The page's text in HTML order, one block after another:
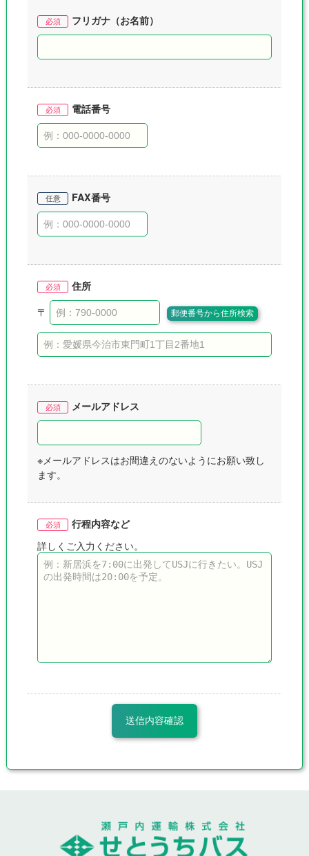
フリガナ（お名前）
電話番号
FAX番号
住所
〒
メールアドレス
※メールアドレスはお間違えのないようにお願い致し
ます。
行程内容など
詳しくご入力ください。